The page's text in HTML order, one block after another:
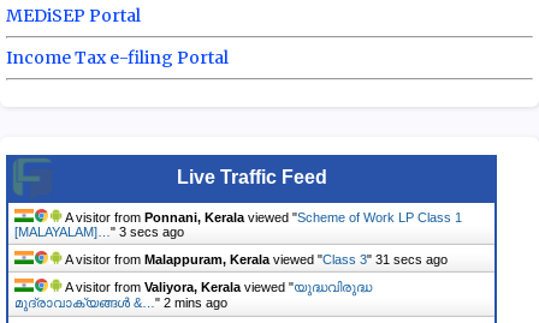
MEDiSEP Portal
Income Tax e-filing Portal
Live Traffic Feed
A visitor from Ponnani, Kerala viewed "Scheme of Work LP Class 1
[MALAYALAM]… " 4 secs ago
A visitor from Malappuram, Kerala viewed "Class 3" 32 secs ago
A visitor from Valiyora, Kerala viewed "യുദ്ധവിരുദ്ധ
മുദ്രാവാക്യങ്ങൾ &… " 2 mins ago